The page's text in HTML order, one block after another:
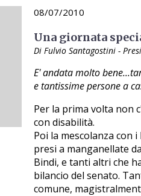
08/07/2010
Una giornata
Di Fulvio Santagostini -
E' andata molto
e tantissime persone a
Per la prima volta non
con disabilità.
Poi la mescolanza con
presi a manganellate
Bindi, e tanti altri che
bilancio del senato.
comune,